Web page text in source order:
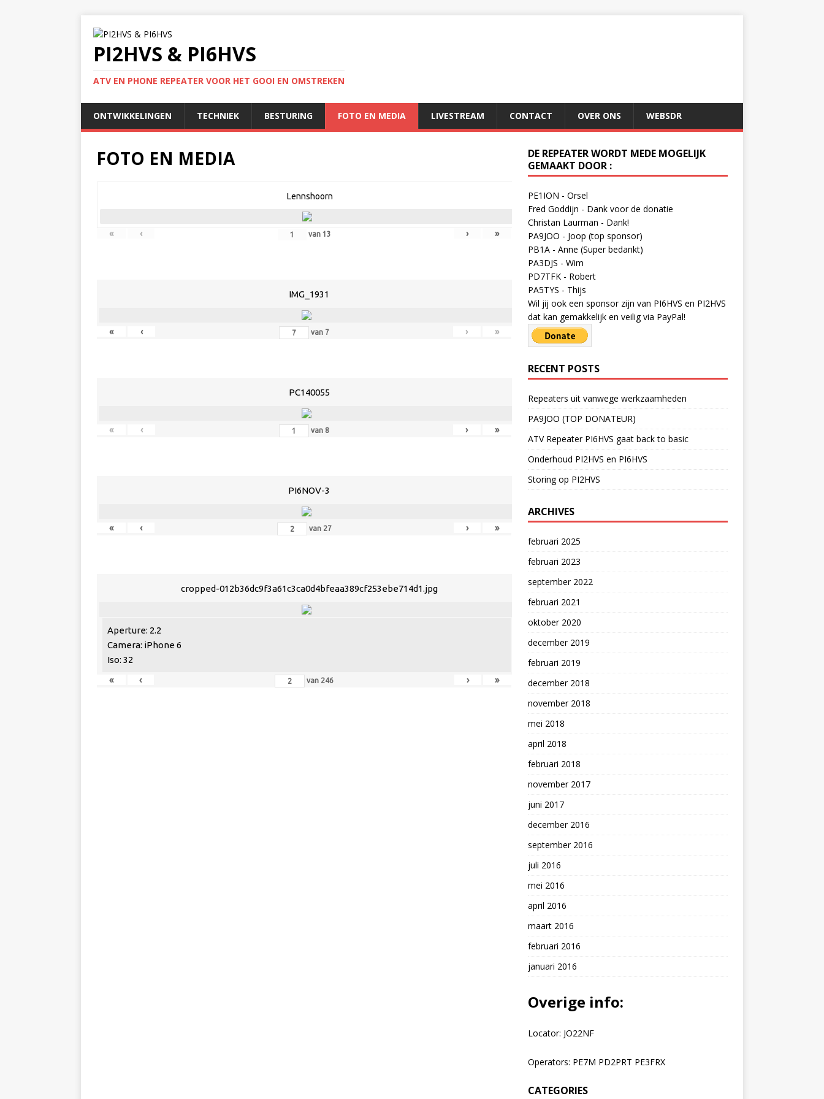
PI2HVS & PI6HVS
ATV EN PHONE REPEATER VOOR HET GOOI EN OMSTREKEN
ONTWIKKELINGEN TECHNIEK BESTURING FOTO EN MEDIA LIVESTREAM CONTACT OVER ONS WEBSDR
FOTO EN MEDIA
Lennshoorn
« ‹ van 13 › »
IMG_1931
« ‹ van 7 › »
PC140055
« ‹ van 8 › »
PI6NOV-3
« ‹ van 27 › »
cropped-012b36dc9f3a61c3ca0d4bfeaa389cf253ebe714d1.jpg
Aperture: 2.2
Camera: iPhone 6
Iso: 32
«
‹ van 246 › »
DE REPEATER WORDT MEDE MOGELIJK
GEMAAKT DOOR :
PE1ION - Orsel
Fred Goddijn - Dank voor de donatie
Christan Laurman - Dank!
PA9JOO - Joop (top sponsor)
PB1A - Anne (Super bedankt)
PA3DJS - Wim
PD7TFK - Robert
PA5TYS - Thijs
Wil jij ook een sponsor zijn van PI6HVS en PI2HVS
dat kan gemakkelijk en veilig via PayPal!
RECENT POSTS
Repeaters uit vanwege werkzaamheden
PA9JOO (TOP DONATEUR)
ATV Repeater PI6HVS gaat back to basic
Onderhoud PI2HVS en PI6HVS
Storing op PI2HVS
ARCHIVES
februari 2025
februari 2023
september 2022
februari 2021
oktober 2020
december 2019
februari 2019
december 2018
november 2018
mei 2018
april 2018
februari 2018
november 2017
juni 2017
december 2016
september 2016
juli 2016
mei 2016
april 2016
maart 2016
februari 2016
januari 2016
Overige info:
Locator: JO22NF
Operators: PE7M PD2PRT PE3FRX
CATEGORIES